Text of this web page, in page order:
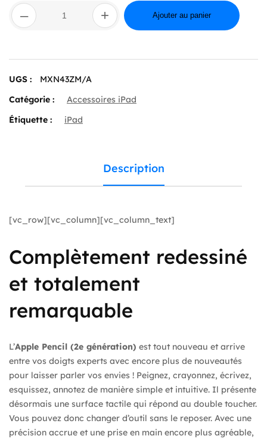
–
quantité
de
Apple
Generation)
+ Ajouter au panier
UGS :
MXN43ZM/A
Catégorie :
Accessoires iPad
Étiquette :
iPad
Description
[vc_row][vc_column][vc_column_text]
Complètement redessiné
et totalement
remarquable
L’Apple Pencil (2e génération) est tout nouveau et arrive
entre vos doigts experts avec encore plus de nouveautés
pour laisser parler vos envies ! Peignez, crayonnez, écrivez,
esquissez, annotez de manière simple et intuitive. Il présente
désormais une surface tactile qui répond au double toucher.
Vous pouvez donc changer d’outil sans le reposer. Avec une
précision accrue et une prise en main encore plus agréable,